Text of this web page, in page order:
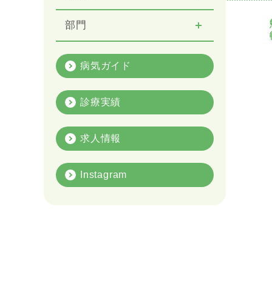
部門
病気ガイド
診療実績
求人情報
Instagram